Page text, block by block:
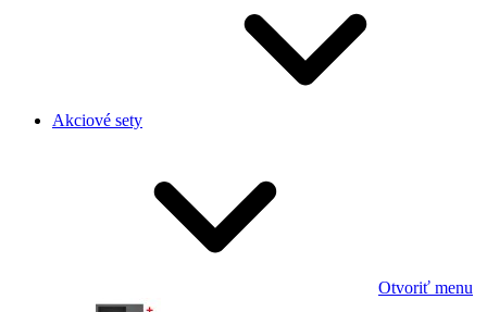
Akciové sety
Otvoriť menu